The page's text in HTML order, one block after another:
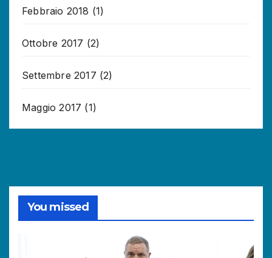
Febbraio 2018 (1)
Ottobre 2017 (2)
Settembre 2017 (2)
Maggio 2017 (1)
You missed